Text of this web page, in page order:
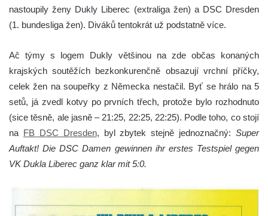
nastoupily ženy Dukly Liberec (extraliga žen) a DSC Dresden
(1. bundesliga žen). Diváků tentokrát už podstatně více.
Ač týmy s logem Dukly většinou na zde občas konaných
krajských soutěžích bezkonkurenčně obsazují vrchní příčky,
celek žen na soupeřky z Německa nestačil. Byť se hrálo na 5
setů, já zvedl kotvy po prvních třech, protože bylo rozhodnuto
(sice těsně, ale jasně – 21:25, 22:25, 22:25). Podle toho, co stojí
na FB DSC Dresden, byl zbytek stejně jednoznačný: Super
Auftakt! Die DSC Damen gewinnen ihr erstes Testspiel gegen
VK Dukla Liberec ganz klar mit 5:0.